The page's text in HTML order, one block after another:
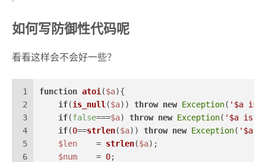
如何写防御性代码呢
看看这样会不会好一些？
1
2
3
4
5
6
function atoi ($a){
if(is_null ($a)) throw new Exception( '$a is
if(false===$a) throw new Exception( '$a is
if(0==strlen($a)) throw new Exception( '$a
$len
    =
strlen($a);
$num
    =
0;